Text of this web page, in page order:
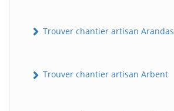
Trouver chantier artisan Arandas
Trouver chantier artisan Arbent